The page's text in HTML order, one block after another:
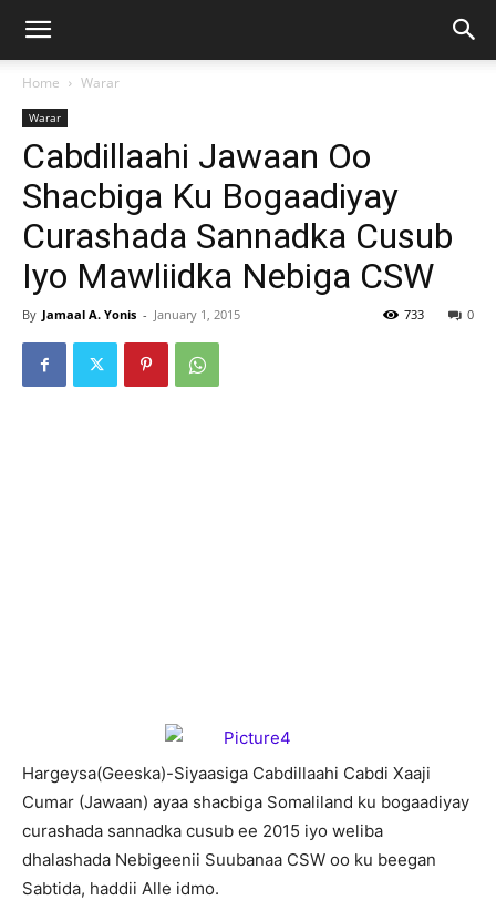
Home Warar
Warar
Cabdillaahi Jawaan Oo
Shacbiga Ku Bogaadiyay
Curashada Sannadka Cusub
Iyo Mawliidka Nebiga CSW
By Jamaal A. Yonis - January 1, 2015 0
733
Hargeysa(Geeska)-Siyaasiga Cabdillaahi Cabdi Xaaji
Cumar (Jawaan) ayaa shacbiga Somaliland ku bogaadiyay
curashada sannadka cusub ee 2015 iyo weliba
dhalashada Nebigeenii Suubanaa CSW oo ku beegan
Sabtida, haddii Alle idmo.